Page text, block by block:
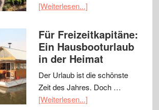
[Weiterlesen...]
Für Freizeitkapitäne:
Ein Hausbooturlaub
in der Heimat
Der Urlaub ist die schönste
Zeit des Jahres. Doch …
[Weiterlesen...]